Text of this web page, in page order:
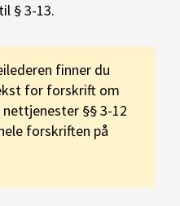
§ 3-13.
finner du
for forskrift om
§§ 3-12
forskriften på